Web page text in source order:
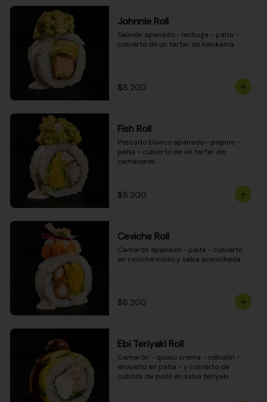
Johnnie Roll
Salmón apanado - lechuga - palta -
cubierto de un tartar de kanikama
$8.200
Fish Roll
Pescado blanco apanado - pepino -
palta - cubierto de un tartar de
camarones
$8.200
Ceviche Roll
Camarón apanado - palta - cubierto
en ceviche mixto y salsa acevichada
$8.200
Ebi Teriyaki Roll
Camarón - queso crema - cebollín -
envuelto en palta - y cubierto de
cubitos de pollo en salsa teriyaki